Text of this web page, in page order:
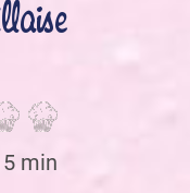
5 min